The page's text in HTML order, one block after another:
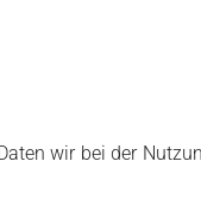
wir bei der